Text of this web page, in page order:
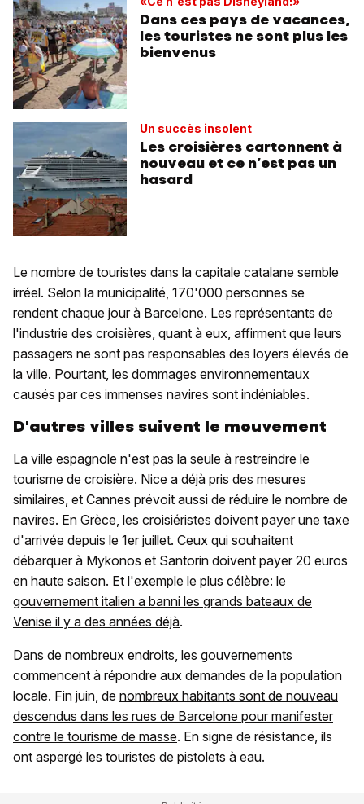
Dans ces pays de vacances,
les touristes ne sont plus les
bienvenus
Un succès insolent
Les croisières cartonnent à
nouveau et ce n’est pas un
hasard
Le nombre de touristes dans la capitale catalane semble
irréel. Selon la municipalité, 170'000 personnes se
rendent chaque jour à Barcelone. Les représentants de
l'industrie des croisières, quant à eux, affirment que leurs
passagers ne sont pas responsables des loyers élevés de
la ville. Pourtant, les dommages environnementaux
causés par ces immenses navires sont indéniables.
D'autres villes suivent le mouvement
La ville espagnole n'est pas la seule à restreindre le
tourisme de croisière. Nice a déjà pris des mesures
similaires, et Cannes prévoit aussi de réduire le nombre de
navires. En Grèce, les croisiéristes doivent payer une taxe
d'arrivée depuis le 1er juillet. Ceux qui souhaitent
débarquer à Mykonos et Santorin doivent payer 20 euros
en haute saison. Et l'exemple le plus célèbre: le
gouvernement italien a banni les grands bateaux de
Venise il y a des années déjà.
Dans de nombreux endroits, les gouvernements
commencent à répondre aux demandes de la population
locale. Fin juin, de nombreux habitants sont de nouveau
descendus dans les rues de Barcelone pour manifester
contre le tourisme de masse. En signe de résistance, ils
ont aspergé les touristes de pistolets à eau.